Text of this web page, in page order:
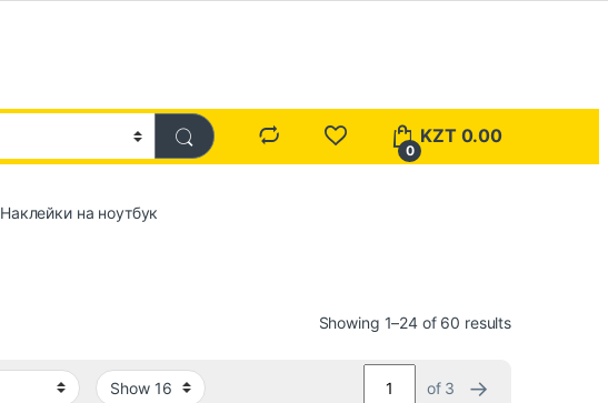
0
KZT 0.00
Наклейки на ноутбук
Showing 1–24 of 60 results
of 3 →